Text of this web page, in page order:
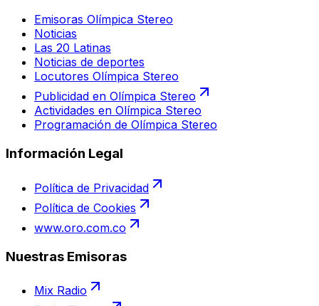
Emisoras Olímpica Stereo
Noticias
Las 20 Latinas
Noticias de deportes
Locutores Olímpica Stereo
Publicidad en Olímpica Stereo
Actividades en Olímpica Stereo
Programación de Olímpica Stereo
Información Legal
Política de Privacidad
Política de Cookies
www.oro.com.co
Nuestras Emisoras
Mix Radio